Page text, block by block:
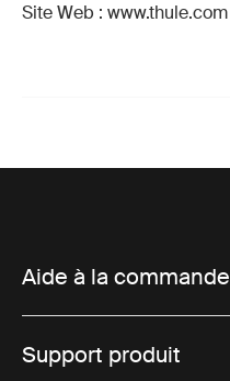
Site Web : www.thule.com
Aide à la commande
Support produit